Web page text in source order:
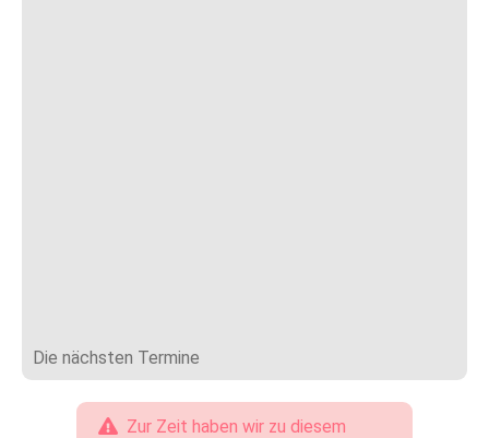
Die nächsten Termine
Zur Zeit haben wir zu diesem